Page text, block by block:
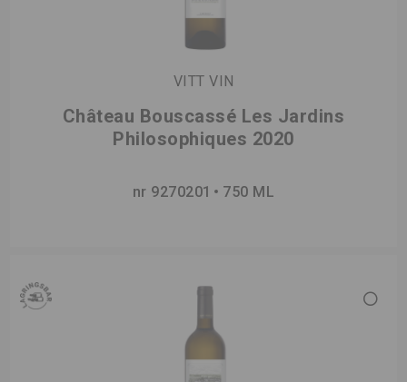
VITT VIN
Château Bouscassé Les Jardins
Philosophiques 2020
nr 9270201 750 ML